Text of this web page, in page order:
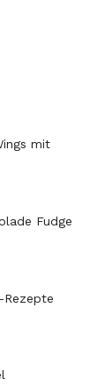
mit
Fudge
Rezepte